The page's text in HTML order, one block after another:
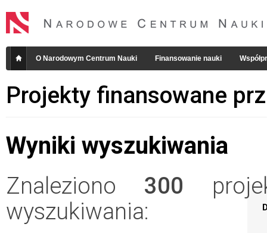
O Narodowym Centrum Nauki Finansowanie nauki
Projekty finansowane
Wyniki wyszukiwania
Znaleziono 300
wyszukiwania: